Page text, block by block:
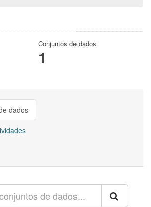
Conjuntos de dados
1
dados